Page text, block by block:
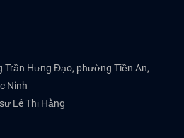
Trần Hưng Đạo, phường Tiền An,
Ninh
Lê Thị Hằng